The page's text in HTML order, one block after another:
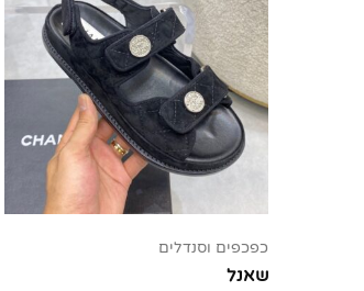
כפכפים וסנדלים
שאנל